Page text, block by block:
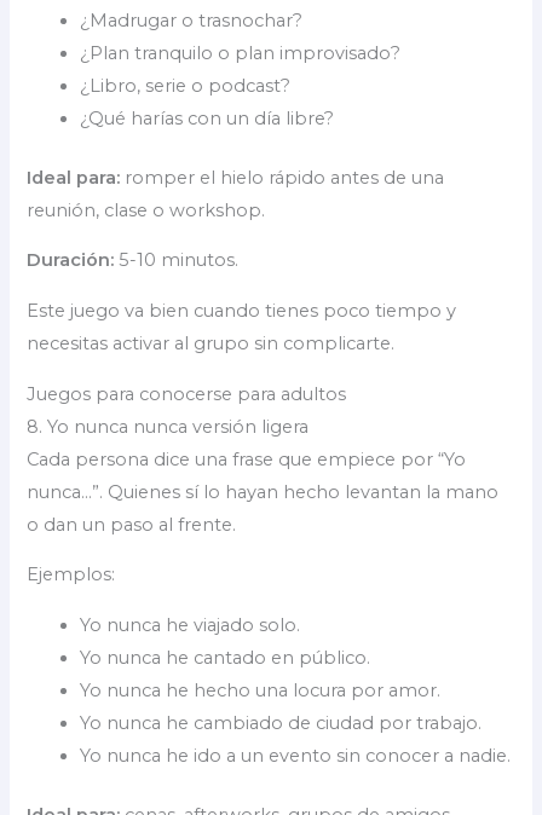
¿Madrugar o trasnochar?
¿Plan tranquilo o plan improvisado?
¿Libro, serie o podcast?
¿Qué harías con un día libre?
Ideal para: romper el hielo rápido antes de una
reunión, clase o workshop.
Duración: 5-10 minutos.
Este juego va bien cuando tienes poco tiempo y
necesitas activar al grupo sin complicarte.
Juegos para conocerse para adultos
8. Yo nunca nunca versión ligera
Cada persona dice una frase que empiece por “Yo
nunca…”. Quienes sí lo hayan hecho levantan la mano
o dan un paso al frente.
Ejemplos:
Yo nunca he viajado solo.
Yo nunca he cantado en público.
Yo nunca he hecho una locura por amor.
Yo nunca he cambiado de ciudad por trabajo.
Yo nunca he ido a un evento sin conocer a nadie.